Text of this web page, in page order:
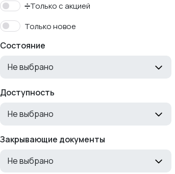
➗Только с акцией
Только новое
Состояние
Не выбрано
Доступность
Не выбрано
Закрывающие документы
Не выбрано